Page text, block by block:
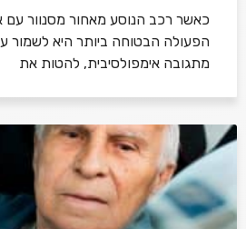
כאשר רכב הנוסע מאחור מסנוור עם
הפעולה הבטוחה ביותר היא לשמור
מתגובה אימפולסיבית, להטות את